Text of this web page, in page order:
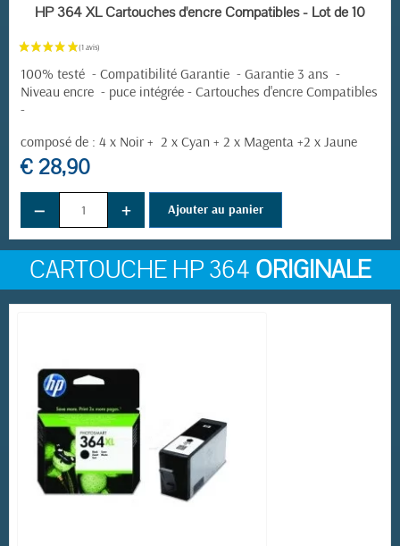
(2 avis)
EN STOCK
HP 364 XL Cartouches d'encre Compatibles - Lot de 10
100% testé - Compatibilité Garantie - Garantie 3 ans -
Niveau encre - puce intégrée - Cartouches d'encre Compatibles
-
composé de : 4 x Noir + 2 x Cyan + 2 x Magenta +2 x Jaune
€ 28,90
− + Ajouter au panier
CARTOUCHE HP 364 ORIGINALE